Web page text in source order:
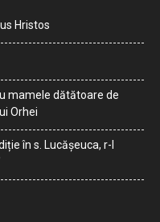
Hristos
mamele dătătoare de
Orhei
în s. Lucășeuca, r-l